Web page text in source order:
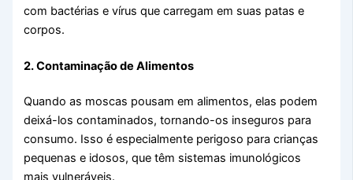
com bactérias e vírus que carregam em suas patas e
corpos.
2. Contaminação de Alimentos
Quando as moscas pousam em alimentos, elas podem
deixá-los contaminados, tornando-os inseguros para
consumo. Isso é especialmente perigoso para crianças
pequenas e idosos, que têm sistemas imunológicos